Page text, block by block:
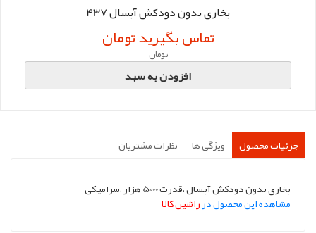
بخاری بدون دودکش آبسال 437
تماس بگیرید تومان
تومان
افزودن به سبد
جزئیات محصول ویژگی ها نظرات مشتریان
بخاری بدون دودکش آبسال ،قدرت 5000 هزار ،سرامیکی
مشاهده این محصول درراشین کالا